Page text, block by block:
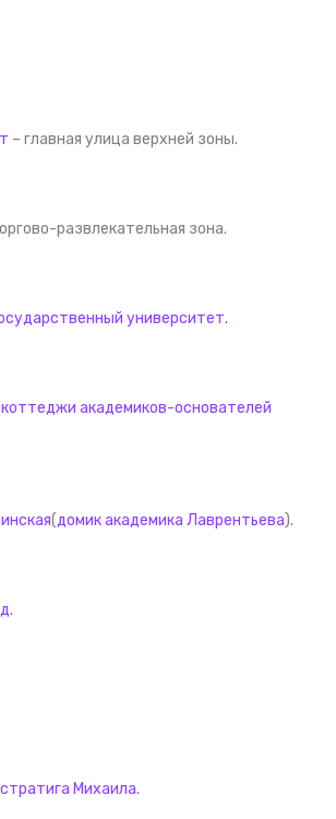
– главная улица верхней зоны.
развлекательная зона.
университет.
коттеджи академиков-основателей
(домик академика Лаврентьева).
Михаила.